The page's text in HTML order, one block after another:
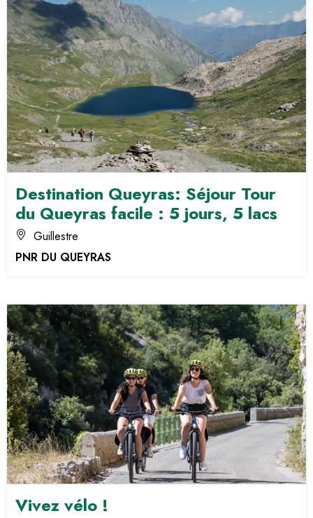
Destination Queyras: Séjour Tour
du Queyras facile : 5 jours, 5 lacs
Guillestre
PNR DU QUEYRAS
Vivez vélo !